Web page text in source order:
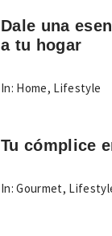
Dale una
a tu hogar
In: Home, Lifestyle
Tu cómplice
In: Gourmet,